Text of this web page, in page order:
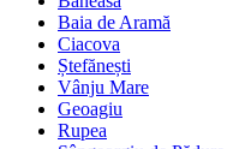
Baia de Aramă
Ciacova
Ștefănești
Vânju Mare
Geoagiu
Rupea